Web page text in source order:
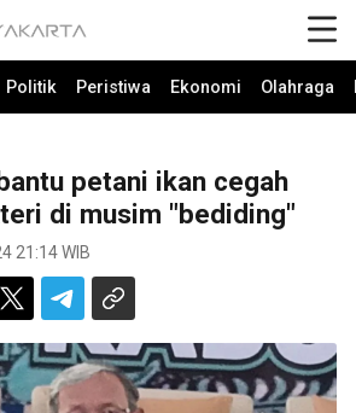
Politik Peristiwa Ekonomi Olahraga
petani ikan cegah
di musim "bediding"
21:14 WIB